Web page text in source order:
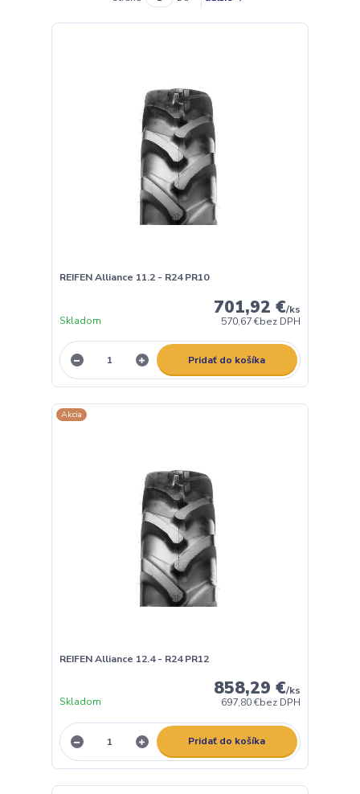
REIFEN Alliance 11.2 - R24 PR10
701,92 €/ks
570,67 €bez DPH
Skladom
Pridať do košíka
Akcia
REIFEN Alliance 12.4 - R24 PR12
858,29 €/ks
697,80 €bez DPH
Skladom
Pridať do košíka